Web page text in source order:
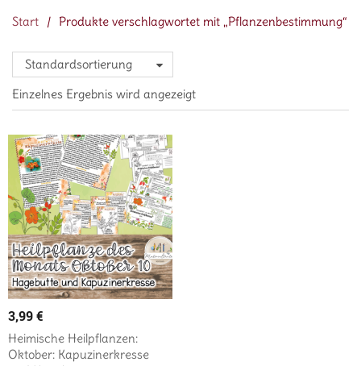
Start / Produkte verschlagwortet mit „Pflanzenbestimmung“
Standardsortierung
Einzelnes Ergebnis wird angezeigt
3,99€
Heimische Heilpflanzen:
Oktober: Kapuzinerkresse